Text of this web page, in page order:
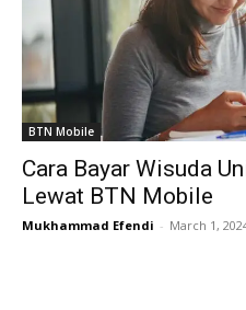
BTN Mobile
Cara Bayar Wisuda
Lewat BTN Mobile
Mukhammad Efendi - March 1,